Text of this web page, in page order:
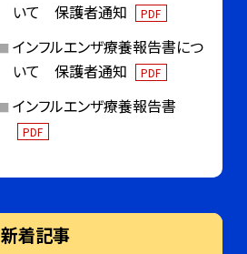
いて 保護者通知
PDF
インフルエンザ療養報告書につ
いて 保護者通知
PDF
インフルエンザ療養報告書
PDF
新着記事